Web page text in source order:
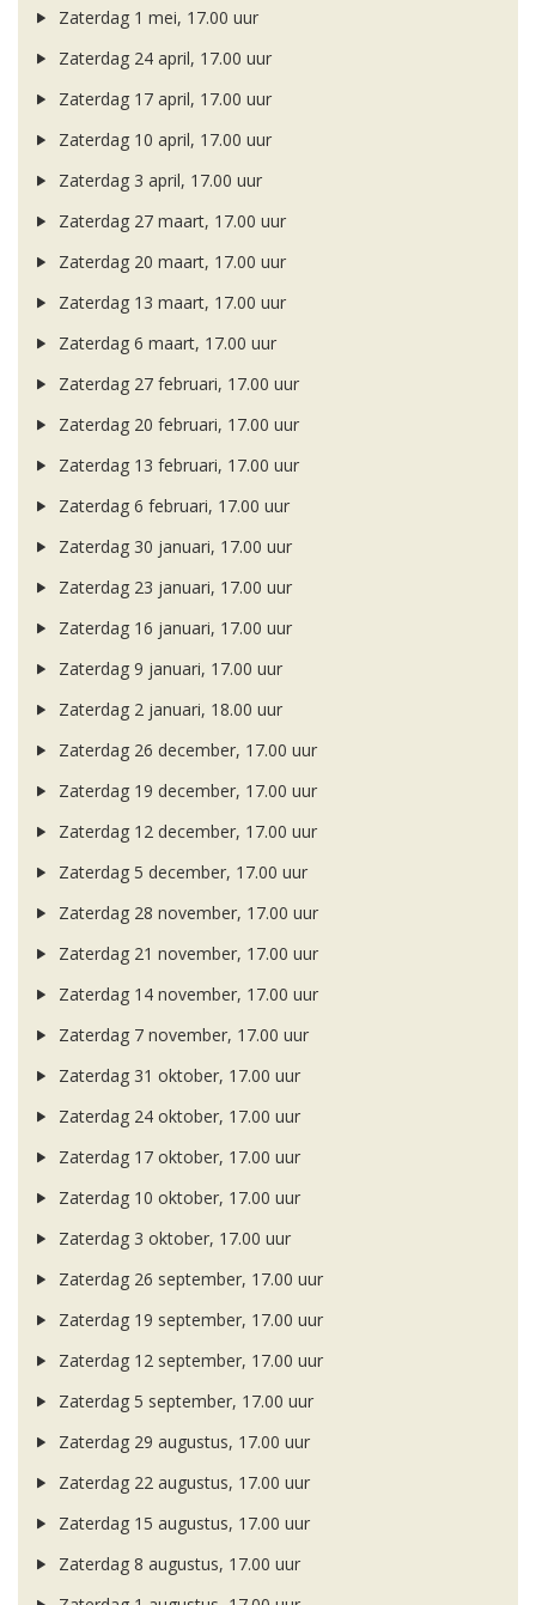
Zaterdag 1 mei, 17.00 uur
Zaterdag 24 april, 17.00 uur
Zaterdag 17 april, 17.00 uur
Zaterdag 10 april, 17.00 uur
Zaterdag 3 april, 17.00 uur
Zaterdag 27 maart, 17.00 uur
Zaterdag 20 maart, 17.00 uur
Zaterdag 13 maart, 17.00 uur
Zaterdag 6 maart, 17.00 uur
Zaterdag 27 februari, 17.00 uur
Zaterdag 20 februari, 17.00 uur
Zaterdag 13 februari, 17.00 uur
Zaterdag 6 februari, 17.00 uur
Zaterdag 30 januari, 17.00 uur
Zaterdag 23 januari, 17.00 uur
Zaterdag 16 januari, 17.00 uur
Zaterdag 9 januari, 17.00 uur
Zaterdag 2 januari, 18.00 uur
Zaterdag 26 december, 17.00 uur
Zaterdag 19 december, 17.00 uur
Zaterdag 12 december, 17.00 uur
Zaterdag 5 december, 17.00 uur
Zaterdag 28 november, 17.00 uur
Zaterdag 21 november, 17.00 uur
Zaterdag 14 november, 17.00 uur
Zaterdag 7 november, 17.00 uur
Zaterdag 31 oktober, 17.00 uur
Zaterdag 24 oktober, 17.00 uur
Zaterdag 17 oktober, 17.00 uur
Zaterdag 10 oktober, 17.00 uur
Zaterdag 3 oktober, 17.00 uur
Zaterdag 26 september, 17.00 uur
Zaterdag 19 september, 17.00 uur
Zaterdag 12 september, 17.00 uur
Zaterdag 5 september, 17.00 uur
Zaterdag 29 augustus, 17.00 uur
Zaterdag 22 augustus, 17.00 uur
Zaterdag 15 augustus, 17.00 uur
Zaterdag 8 augustus, 17.00 uur